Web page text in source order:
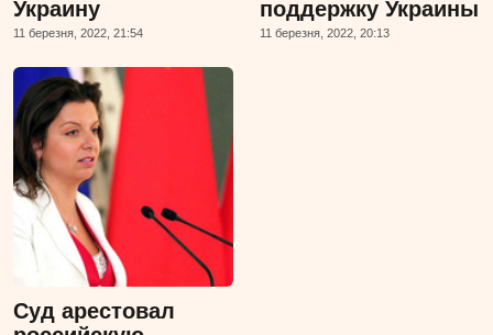
Украину
11 березня, 2022, 21:54
поддержку Украины
11 березня, 2022, 20:13
Суд арестовал